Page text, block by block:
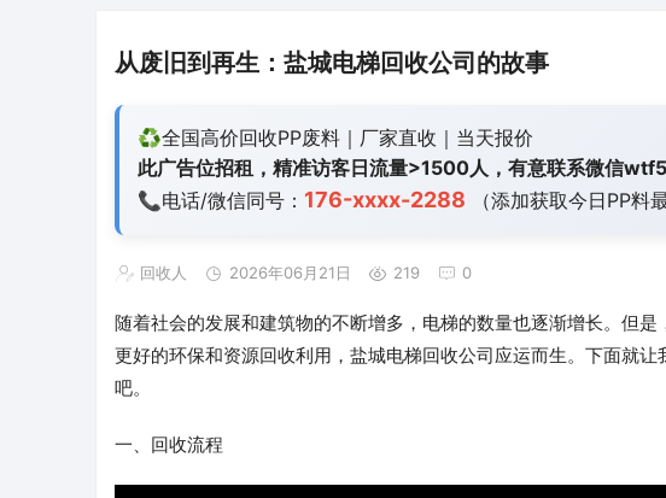
从废旧到再生：盐城电梯回收公司的故事
♻️全国高价回收PP废料｜厂家直收｜当天报价
此广告位招租，精准访客日流量>1500人，有意联系微信
📞电话/微信同号： 176-xxxx-2288 （添加获取今日PP料
回收人 2026年06月21日 219 0
随着社会的发展和建筑物的不断增多，电梯的数量也逐渐增长。但
更好的环保和资源回收利用，盐城电梯回收公司应运而生。下面就
吧。
一、回收流程